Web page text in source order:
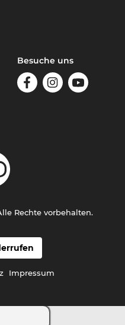
Besuche uns
Impressum
Rechte vorbehalten.